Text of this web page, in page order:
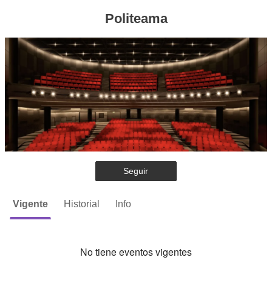
Politeama
Seguir
Vigente Historial Info
No tiene eventos vigentes